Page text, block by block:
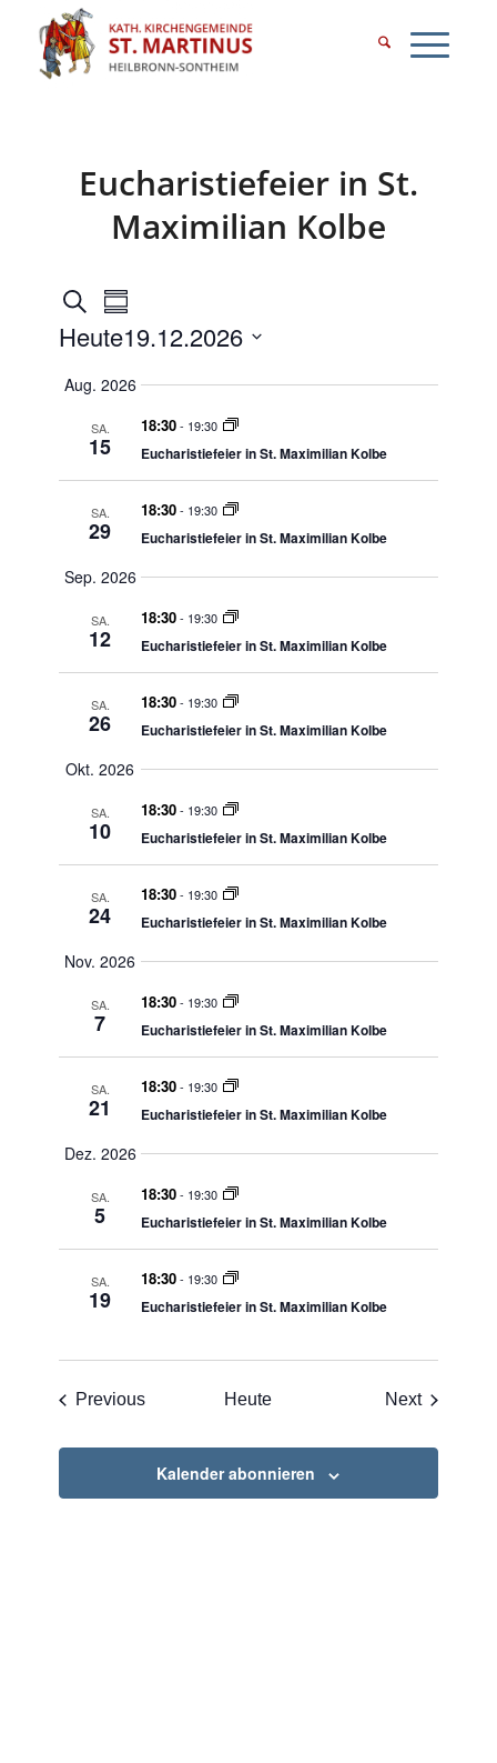
Eucharistiefeier in St.
Maximilian Kolbe
Veranstaltungen
Suche
und
Ansichten,
Navigation
SucheVeranstaltung
Ansichten-
Navigation
Summary
Heute19.12.2026
Aug. 2026
SA.
15
18:30- 19:30
Eucharistiefeier in St. Maximilian Kolbe
SA.
29
18:30- 19:30
Eucharistiefeier in St. Maximilian Kolbe
Sep. 2026
SA.
12
18:30- 19:30
Eucharistiefeier in St. Maximilian Kolbe
SA.
26
18:30- 19:30
Eucharistiefeier in St. Maximilian Kolbe
Okt. 2026
SA.
10
18:30- 19:30
Eucharistiefeier in St. Maximilian Kolbe
SA.
24
18:30- 19:30
Eucharistiefeier in St. Maximilian Kolbe
Nov. 2026
SA.
7
18:30- 19:30
Eucharistiefeier in St. Maximilian Kolbe
SA.
21
18:30- 19:30
Eucharistiefeier in St. Maximilian Kolbe
Dez. 2026
SA.
5
18:30- 19:30
Eucharistiefeier in St. Maximilian Kolbe
SA.
19
18:30- 19:30
Eucharistiefeier in St. Maximilian Kolbe
PreviousVeranstaltungen
Heute Next
Kalender abonnieren